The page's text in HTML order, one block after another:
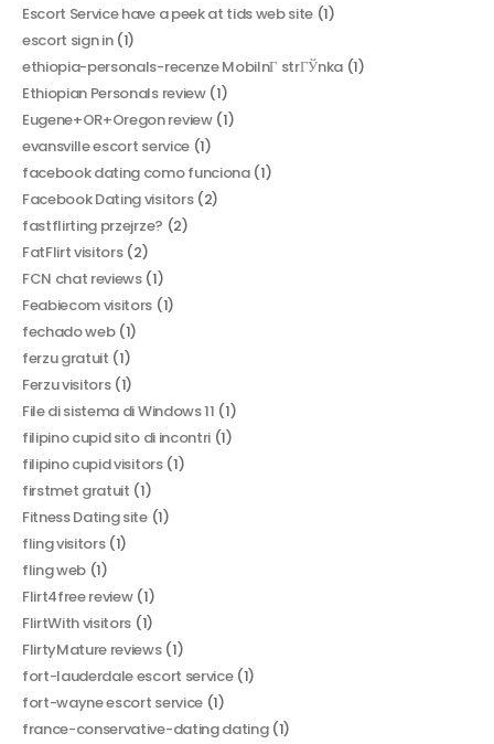
Escort Service have a peek at tids web site (1)
escort sign in(1)
ethiopia-personals-recenze MobilnГ­ strГЎnka (1)
Ethiopian Personals review(1)
Eugene+OR+Oregon review(1)
evansville escort service(1)
facebook dating como funciona(1)
Facebook Dating visitors(2)
fastflirting przejrze? (2)
FatFlirt visitors(2)
FCN chat reviews(1)
Feabiecom visitors (1)
fechado web(1)
ferzu gratuit (1)
Ferzu visitors(1)
File di sistema di Windows 11 (1)
filipino cupid sito di incontri(1)
filipino cupid visitors(1)
firstmet gratuit (1)
Fitness Dating site(1)
fling visitors(1)
fling web (1)
Flirt4free review(1)
FlirtWith visitors (1)
FlirtyMature reviews(1)
fort-lauderdale escort service(1)
fort-wayne escort service(1)
france-conservative-dating dating(1)